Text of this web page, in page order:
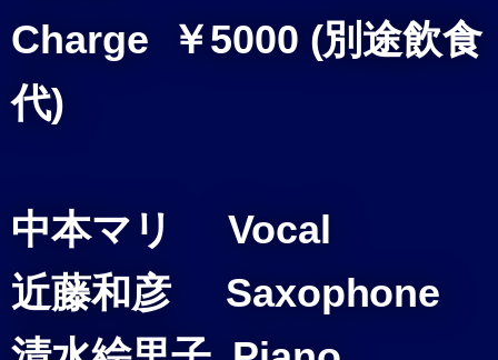
Charge ￥5000 (別途飲食
代)
中本マリ Vocal
近藤和彦 Saxophone